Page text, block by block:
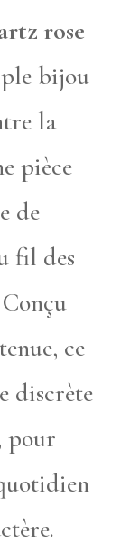
rose
bijou
la
pièce
de
fil des
ce
discrète
pour